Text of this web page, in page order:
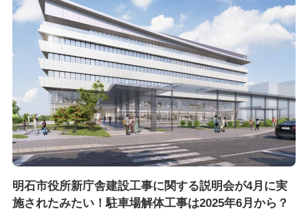
明石市役所新庁舎建設工事に関する説明会が4月に実
施されたみたい！駐車場解体工事は2025年6月から？